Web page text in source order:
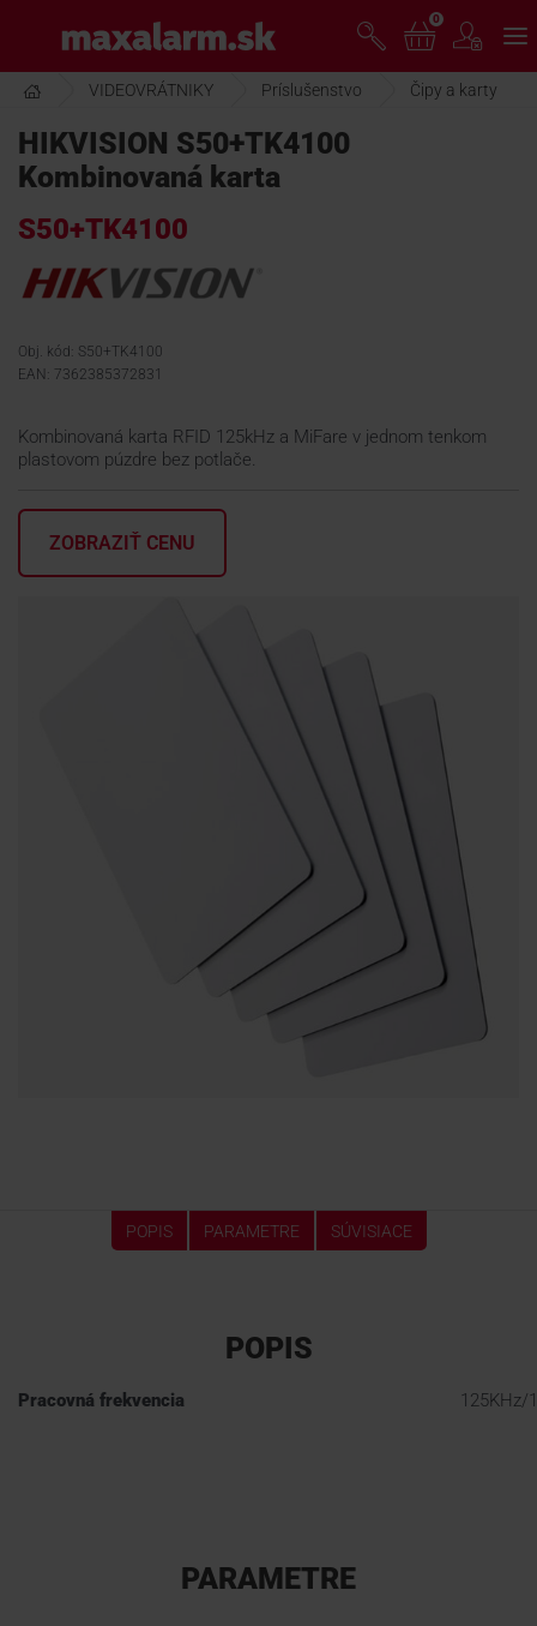
hlavnému
obsahu
www.maxalarm.sk
AKCIA MESIACA
PRODUKTY
SPOLOČNOSŤ
ŠKOLENIE
PODPORA
0
VIDEOVRÁTNIKY Príslušenstvo Čipy a karty
HIKVISION S50+TK4100
Kombinovaná karta
S50+TK4100
Obj. kód: S50+TK4100
EAN: 7362385372831
Kombinovaná karta RFID 125kHz a MiFare v jednom tenkom
plastovom púzdre bez potlače.
ZOBRAZIŤ CENU
POPIS PARAMETRE SÚVISIACE
POPIS
Pracovná frekvencia 125KHz/
PARAMETRE